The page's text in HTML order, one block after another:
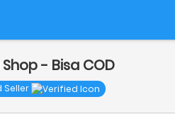
- Bisa COD
Seller